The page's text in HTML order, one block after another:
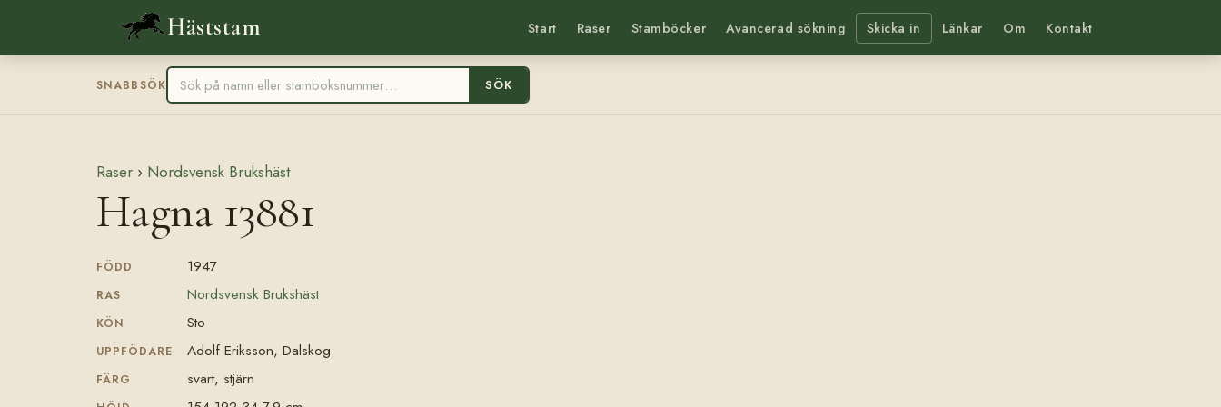
Häststam Start Raser Stamböcker Avancerad sökning Skicka in Länkar Om Kontakt
SNABBSÖK SÖK
Raser › Nordsvensk Brukshäst
Hagna 13881
FÖDD 1947
RAS Nordsvensk Brukshäst
KÖN Sto
UPPFÖDARE Adolf Eriksson, Dalskog
FÄRG svart, stjärn